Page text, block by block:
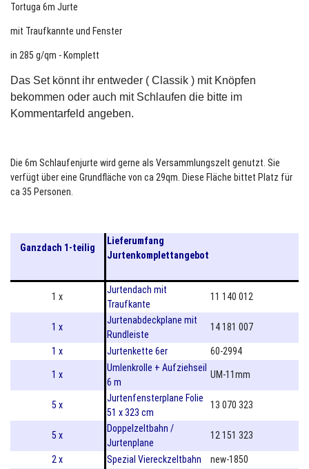
Tortuga 6m Jurte
mit Traufkannte und Fenster
in 285 g/qm - Komplett
Das Set könnt ihr entweder ( Classik ) mit Knöpfen
bekommen oder auch mit Schlaufen die bitte im
Kommentarfeld angeben.
Die 6m Schlaufenjurte wird gerne als Versammlungszelt genutzt. Sie
verfügt über eine Grundfläche von ca 29qm. Diese Fläche bittet Platz für
ca 35 Personen.
Ganzdach 1-teilig
Lieferumfang
Jurtenkomplettangebot
1 x
Jurtendach mit
Traufkante
11 140 012
1 x
Jurtenabdeckplane mit
Rundleiste
14 181 007
1 x Jurtenkette 6er 60-2994
1 x
Umlenkrolle + Aufziehseil
6 m
UM-11mm
5 x
Jurtenfensterplane Folie
51 x 323 cm
13 070 323
5 x
Doppelzeltbahn /
Jurtenplane
12 151 323
2 x Spezial Viereckzeltbahn new-1850